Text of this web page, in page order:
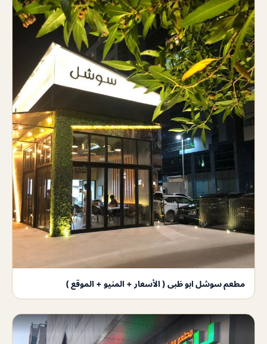
مطعم سوشل ابو ظبى ( الأسعار + المنيو + الموقع )